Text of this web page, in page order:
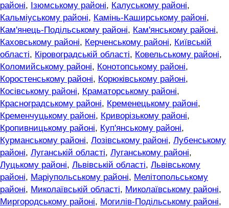
районі, Ізюмському районі, Калуському районі,
Кальміуському районі, Камінь-Каширському районі,
Кам'янець-Подільському районі, Кам'янському районі,
Каховському районі, Керченському районі, Київській
області, Кіровоградській області, Ковельському районі,
Коломийському районі, Конотопському районі,
Коростенському районі, Корюківському районі,
Косівському районі, Краматорському районі,
Красноградському районі, Кременецькому районі,
Кременчуцькому районі, Криворізькому районі,
Кропивницькому районі, Куп'янському районі,
Курманському районі, Лозівському районі, Лубенському
районі, Луганській області, Луганському районі,
Луцькому районі, Львівській області, Львівському
районі, Маріупольському районі, Мелітопольському
районі, Миколаївській області, Миколаївському районі,
Миргородському районі, Могилів-Подільському районі,